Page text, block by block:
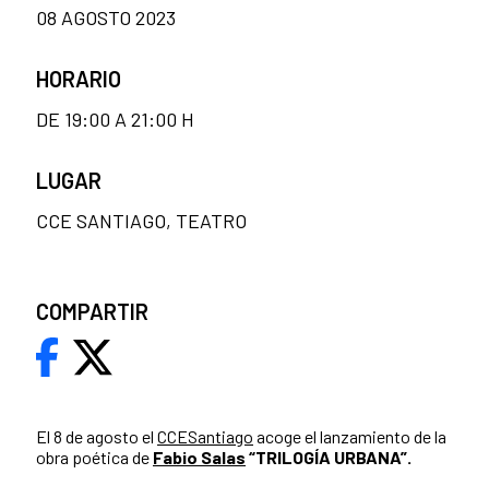
El 8 de agosto el CCESantiago acoge el lanzamiento de la
obra poética de Fabio Salas “TRILOGÍA URBANA”.
08 AGOSTO 2023
HORARIO
DE 19:00 A 21:00 H
LUGAR
CCE SANTIAGO, TEATRO
COMPARTIR